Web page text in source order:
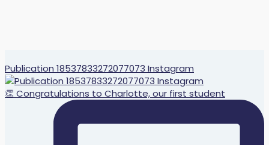
Publication 18537833272077073 Instagram
👏 Congratulations to Charlotte, our first student